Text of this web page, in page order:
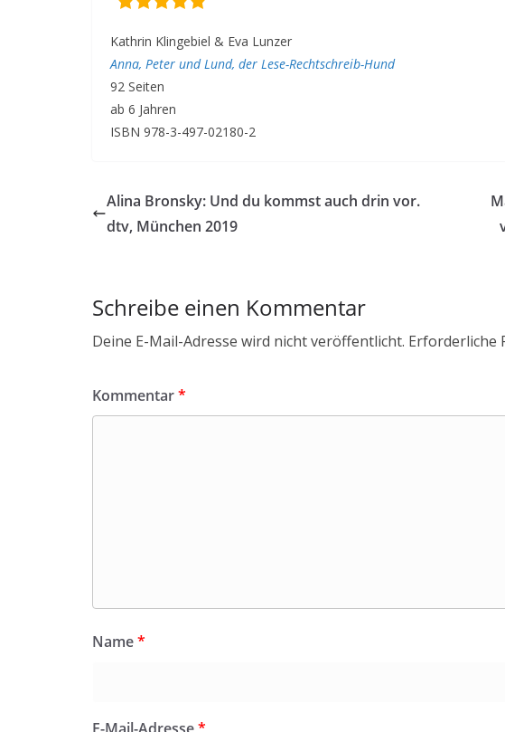
Kathrin Klingebiel & Eva Lunzer
Anna, Peter und Lund, der Lese-Rechtschreib-Hund
92 Seiten
ab 6 Jahren
ISBN 978-3-497-02180-2
Alina Bronsky: Und du kommst auch drin vor.
dtv, München 2019
Schreibe einen Kommentar
Deine E-Mail-Adresse wird nicht veröffentlicht. Erforderliche
Kommentar*
Name*